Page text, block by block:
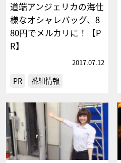
道端アンジェリカの海仕
様なオシャレバッグ、8
80円でメルカリに！【P
R】
2017.07.12
PR 番組情報